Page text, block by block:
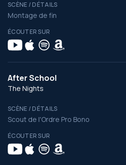
SCÈNE / DÉTAILS
Montage de fin
ÉCOUTER SUR
After School
The Nights
SCÈNE / DÉTAILS
Scout de l'Ordre Pro Bono
ÉCOUTER SUR